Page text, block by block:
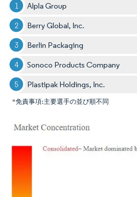
Alpla Group
Berry Global, Inc.
Berlin Packaging
Sonoco Products Company
Plastipak Holdings, Inc.
*免責事項:主要選手の並び順不同